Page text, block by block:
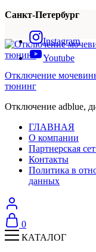
Санкт-
Instagram
Youtube
Отключение
тюнинг
Отключение adblue,
ГЛАВНАЯ
О компании
Партнерская
Контакты
Политика в
данных
0
КАТАЛОГ